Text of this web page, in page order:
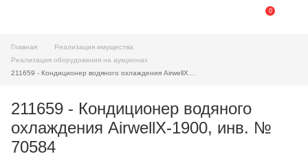
0
Главная
Реализация имущества
Реализация оборудования на аукционах
211659 - Кондиционер водяного
охлаждения AirwellX-1900, инв. №
70584